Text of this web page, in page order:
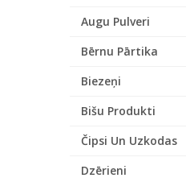
Augu Pulveri
Bērnu Pārtika
Biezeņi
Bišu Produkti
Čipsi Un Uzkodas
Dzērieni